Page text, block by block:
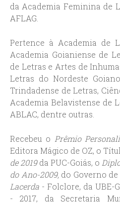
da Academia Feminina de
AFLAG.
Pertence à Academia de
Academia Goianiense de
de Letras e Artes de
Letras do Nordeste
Trindadense de Letras,
Academia Belavistense de
ABLAC, dentre outras.
Recebeu o Prêmio
Editora Mágico de OZ, o
de 2019da PUC-Goiás, o
do Ano-2009, do Governo de
Lacerda - Folclore, da UBE-
- 2017, da Secretaria